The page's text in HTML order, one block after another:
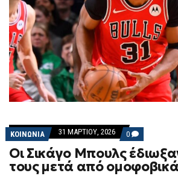
ΚΟΙΝΩΝΙΑ 31 ΜΑΡΤΊΟΥ, 2026 0 COMMENTS
ON
ΟΙ
ΣΙΚΆΓΟ
ΜΠΟΥΛΣ
Οι Σικάγο Μπουλς
τους μετά από